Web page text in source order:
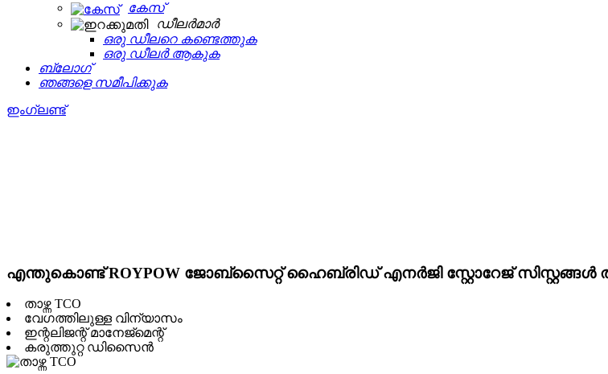
കേസ്
ഡീലർമാർ
ഒരു ഡീലറെ കണ്ടെത്തുക
ഒരു ഡീലർ ആകുക
ബ്ലോഗ്
ഞങ്ങളെ സമീപിക്കുക
ഇംഗ്ലണ്ട്
എന്തുകൊണ്ട് ROYPOW ജോബ്‌സൈറ്റ് ഹൈബ്രിഡ് എനർജി സ്റ്റോറേജ് സിസ്റ്റങ്ങൾ
താഴ്ന്ന TCO
വേഗത്തിലുള്ള വിന്യാസം
ഇന്റലിജന്റ് മാനേജ്മെന്റ്
കരുത്തുറ്റ ഡിസൈൻ